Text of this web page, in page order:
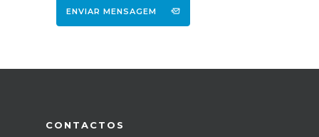
ENVIAR MENSAGEM
CONTACTOS